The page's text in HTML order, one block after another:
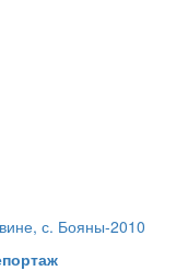
с. Бояны-2010